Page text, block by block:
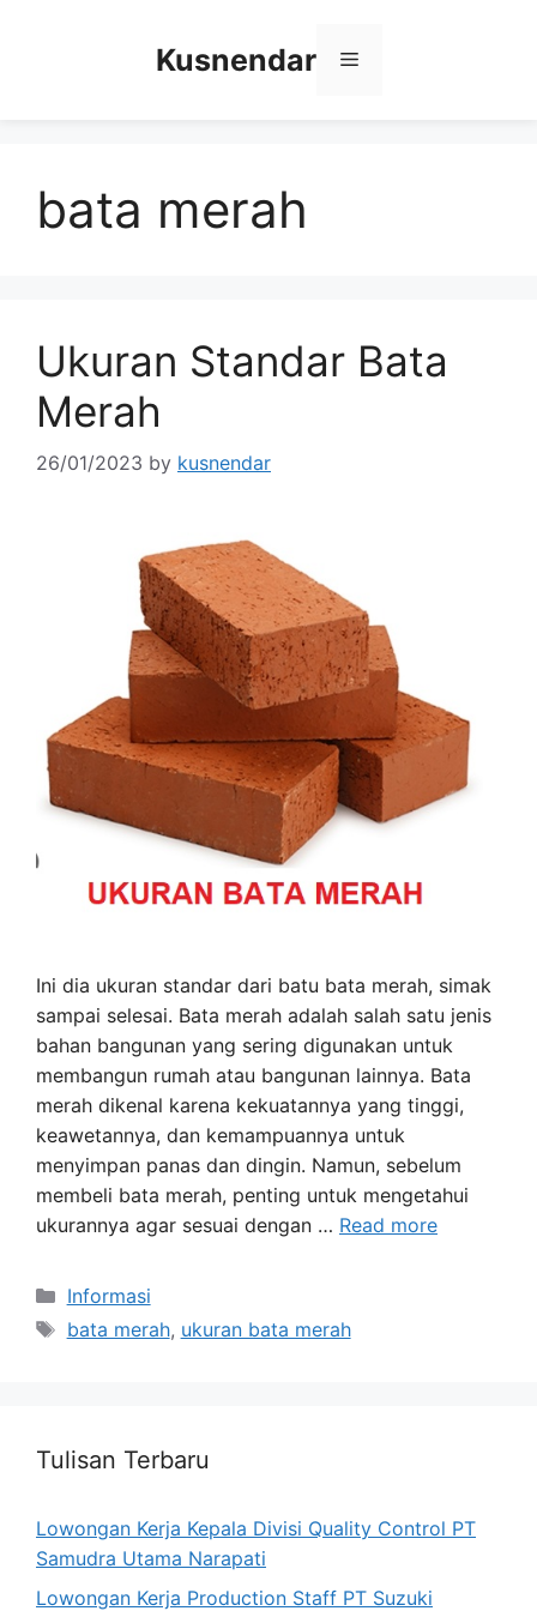
Kusnendar Menu
bata merah
Ukuran Standar Bata
Merah
26/01/2023 by kusnendar
Ini dia ukuran standar dari batu bata merah, simak
sampai selesai. Bata merah adalah salah satu jenis
bahan bangunan yang sering digunakan untuk
membangun rumah atau bangunan lainnya. Bata
merah dikenal karena kekuatannya yang tinggi,
keawetannya, dan kemampuannya untuk
menyimpan panas dan dingin. Namun, sebelum
membeli bata merah, penting untuk mengetahui
ukurannya agar sesuai dengan … Read more
Categories
Informasi
Tags
bata merah, ukuran bata merah
Tulisan Terbaru
Lowongan Kerja Kepala Divisi Quality Control PT
Samudra Utama Narapati
Lowongan Kerja Production Staff PT Suzuki